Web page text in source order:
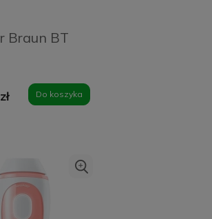
Braun BT
Do koszyka